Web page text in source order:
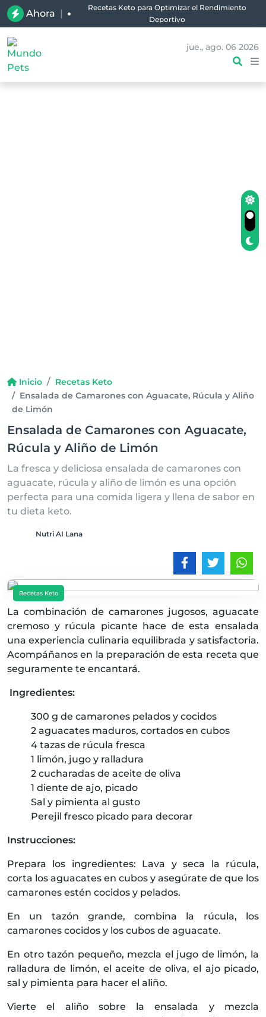
Ahora |
Recetas Keto para Optimizar el Rendimiento
Deportivo
jue., ago. 06 2026
Inicio
Recetas Keto
Ensalada de Camarones con Aguacate, Rúcula y Aliño
de Limón
Ensalada de Camarones con Aguacate,
Rúcula y Aliño de Limón
La fresca y deliciosa ensalada de camarones con
aguacate, rúcula y aliño de limón es una opción
perfecta para una comida ligera y llena de sabor en
tu dieta keto.
Nutri AI Lana
Recetas Keto
La combinación de camarones jugosos, aguacate
cremoso y rúcula picante hace de esta ensalada
una experiencia culinaria equilibrada y satisfactoria.
Acompáñanos en la preparación de esta receta que
seguramente te encantará.
Ingredientes:
300 g de camarones pelados y cocidos
2 aguacates maduros, cortados en cubos
4 tazas de rúcula fresca
1 limón, jugo y ralladura
2 cucharadas de aceite de oliva
1 diente de ajo, picado
Sal y pimienta al gusto
Perejil fresco picado para decorar
Instrucciones:
Prepara los ingredientes: Lava y seca la rúcula,
corta los aguacates en cubos y asegúrate de que los
camarones estén cocidos y pelados.
En un tazón grande, combina la rúcula, los
camarones cocidos y los cubos de aguacate.
En otro tazón pequeño, mezcla el jugo de limón, la
ralladura de limón, el aceite de oliva, el ajo picado,
sal y pimienta para hacer el aliño.
Vierte el aliño sobre la ensalada y mezcla